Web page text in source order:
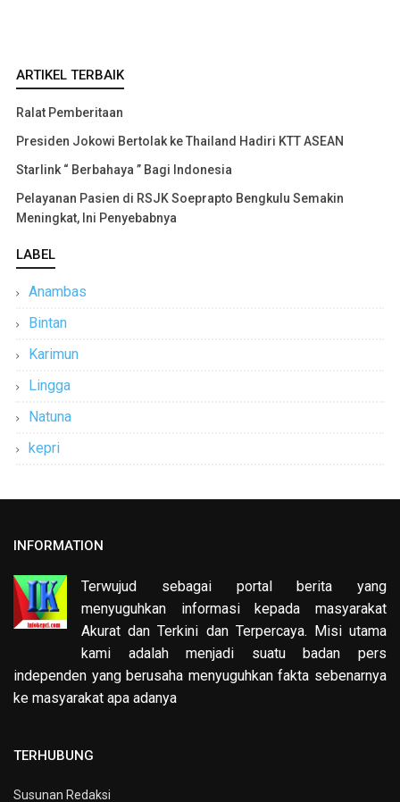
ARTIKEL TERBAIK
Ralat Pemberitaan
Presiden Jokowi Bertolak ke Thailand Hadiri KTT ASEAN
Starlink “ Berbahaya ” Bagi Indonesia
Pelayanan Pasien di RSJK Soeprapto Bengkulu Semakin
Meningkat, Ini Penyebabnya
LABEL
Anambas
Bintan
Karimun
Lingga
Natuna
kepri
INFORMATION
Terwujud sebagai portal berita yang
menyuguhkan informasi kepada masyarakat
Akurat dan Terkini dan Terpercaya. Misi utama
kami adalah menjadi suatu badan pers
independen yang berusaha menyuguhkan fakta sebenarnya
ke masyarakat apa adanya
TERHUBUNG
Susunan Redaksi